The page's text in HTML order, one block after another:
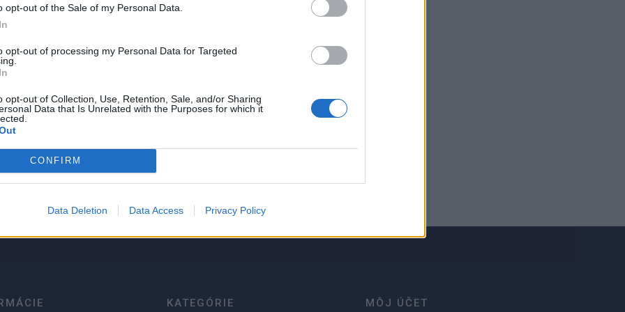
opt-out of the Sale of my Personal Data.
opt-out of processing my Personal Data for Targeted
opt-out of Collection, Use, Retention, Sale, and/or Sharing
Data that Is Unrelated with the Purposes for which it
CONFIRM
Data Deletion Data Access Privacy Policy
nutnosti následného
flexibilný brit so
tmelu ergonomicky
pre veľmi dobrý úchop a
5
4
3
KATEGÓRIE MÔJ ÚČET